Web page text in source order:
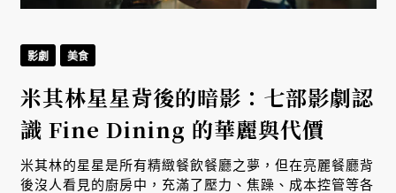
影劇 美食
米其林星星背後的暗影：七部影劇認
識 Fine Dining 的華麗與代價
米其林的星星是所有精緻餐飲餐廳之夢，但在亮麗餐廳背
後沒人看見的廚房中，充滿了壓力、焦躁、成本控管等各